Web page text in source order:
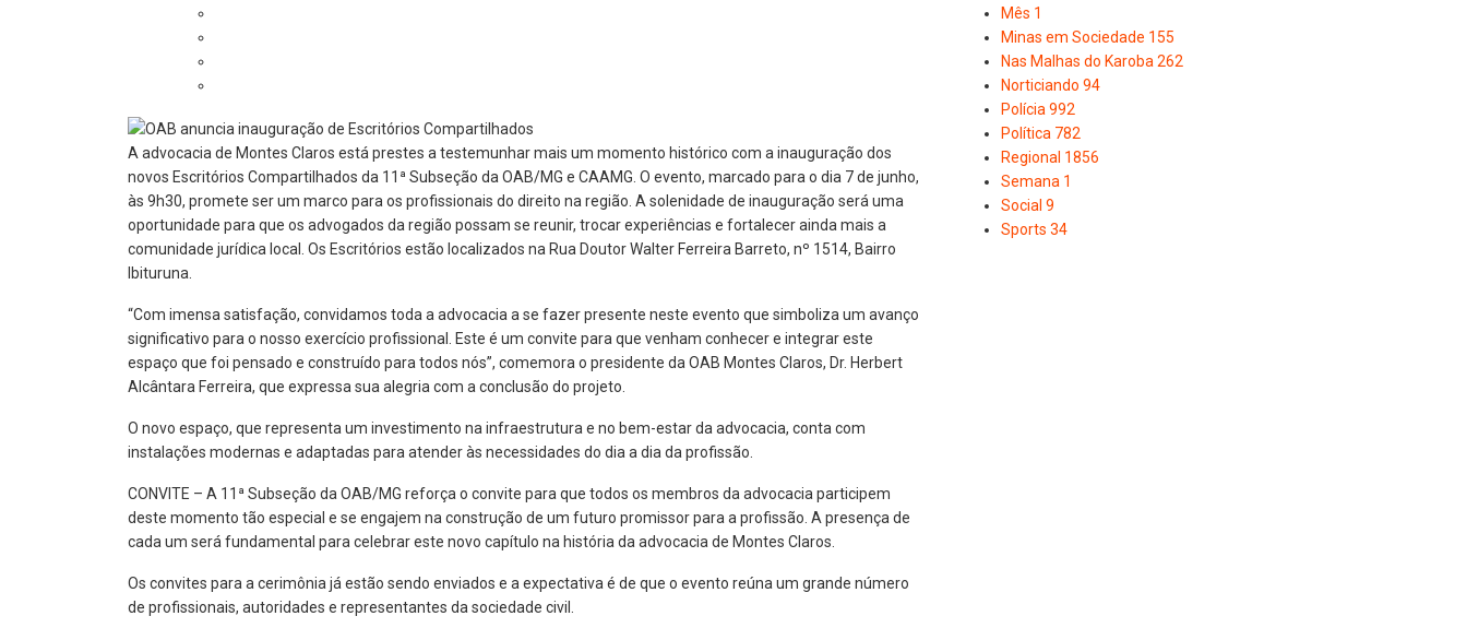
A advocacia de Montes Claros está prestes a testemunhar mais um momento histórico com a inauguração dos
novos Escritórios Compartilhados da 11ª Subseção da OAB/MG e CAAMG. O evento, marcado para o dia 7 de junho,
às 9h30, promete ser um marco para os profissionais do direito na região. A solenidade de inauguração será uma
oportunidade para que os advogados da região possam se reunir, trocar experiências e fortalecer ainda mais a
comunidade jurídica local. Os Escritórios estão localizados na Rua Doutor Walter Ferreira Barreto, nº 1514, Bairro
Ibituruna.
“Com imensa satisfação, convidamos toda a advocacia a se fazer presente neste evento que simboliza um avanço
significativo para o nosso exercício profissional. Este é um convite para que venham conhecer e integrar este
espaço que foi pensado e construído para todos nós”, comemora o presidente da OAB Montes Claros, Dr. Herbert
Alcântara Ferreira, que expressa sua alegria com a conclusão do projeto.
O novo espaço, que representa um investimento na infraestrutura e no bem-estar da advocacia, conta com
instalações modernas e adaptadas para atender às necessidades do dia a dia da profissão.
CONVITE – A 11ª Subseção da OAB/MG reforça o convite para que todos os membros da advocacia participem
deste momento tão especial e se engajem na construção de um futuro promissor para a profissão. A presença de
cada um será fundamental para celebrar este novo capítulo na história da advocacia de Montes Claros.
Os convites para a cerimônia já estão sendo enviados e a expectativa é de que o evento reúna um grande número
de profissionais, autoridades e representantes da sociedade civil.
Mês 1
Minas em Sociedade 155
Nas Malhas do Karoba262
Norticiando 94
Polícia992
Política 782
Regional 1856
Semana 1
Social 9
Sports 34